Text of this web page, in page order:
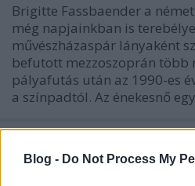
Blog - Do Not Process My
Brigitte Fassbaender a
még napjainkban is
művészházaspár lányaként
befutott mezzoszoprán több
pályafutás után az 1990-es
a színpadtól. Az énekesnő